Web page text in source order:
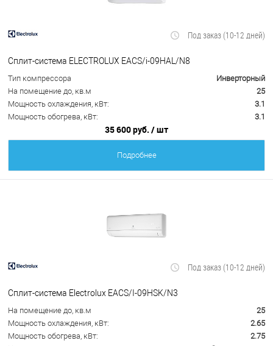
Под заказ (10-12 дней)
Сплит-система ELECTROLUX EACS/i-09HAL/N8
Тип компрессора
Инверторный
На помещение до, кв.м
25
Мощность охлаждения, кВт:
3.1
Мощность обогрева, кВт:
3.1
35 600 руб. / шт
Подробнее
Под заказ (10-12 дней)
Сплит-система Electrolux EACS/I-09HSK/N3
На помещение до, кв.м
25
Мощность охлаждения, кВт:
2.65
Мощность обогрева, кВт:
2.75